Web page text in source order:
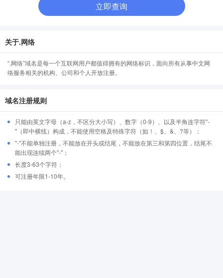
立即查询
关于.网络
“.网络”域名是每一个互联网用户都值得拥有的网络标识，面向所有从事中文网
络服务相关的机构、公司和个人开放注册。
域名注册规则
只能由英文字母（a-z，不区分大小写）、数字（0-9）、以及半角连字符"-
"（即中横线）构成，不能使用空格及特殊字符（如！、$、&、?等）；
"-"不能单独注册，不能放在开头或结尾，不能放在第三和第四位置，结尾不
能出现连续两个"-"；
长度3-63个字符；
可注册年限1-10年。